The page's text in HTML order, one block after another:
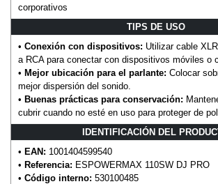
corporativos
TIPS DE USO
• Conexión con dispositivos: Utilizar cable
a RCA para conectar con dispositivos móviles o
• Mejor ubicación para el parlante: Colocar
mejor dispersión del sonido.
• Buenas prácticas para conservación:
cubrir cuando no esté en uso para proteger de
IDENTIFICACIÓN DEL
• EAN: 1001404599540
• Referencia: ESPOWERMAX 110SW DJ PRO
• Código interno: 530100485